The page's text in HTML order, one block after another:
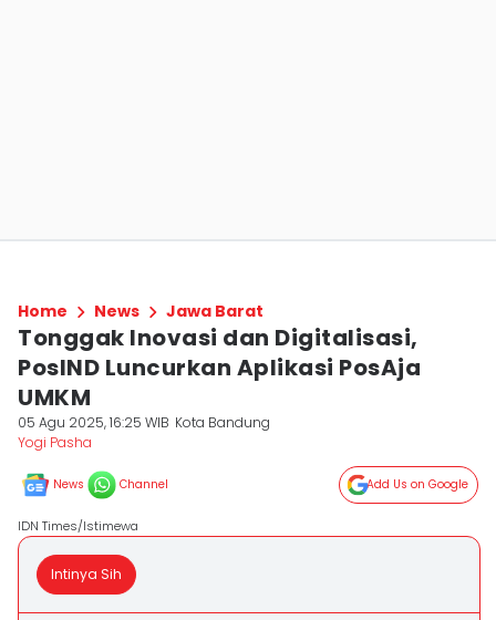
Home News Jawa Barat
Tonggak Inovasi dan Digitalisasi,
PosIND Luncurkan Aplikasi PosAja
UMKM
05 Agu 2025, 16:25 WIB Kota Bandung
Yogi Pasha
News Channel Add Us on Google
IDN Times/Istimewa
Intinya Sih